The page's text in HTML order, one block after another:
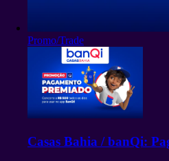
Promo/Trade
Casas Bahia / banQi: